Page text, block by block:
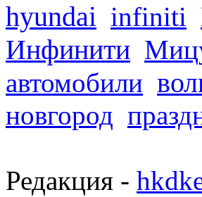
hyundai infiniti
Инфинити
автомобили
новгород
Редакция -